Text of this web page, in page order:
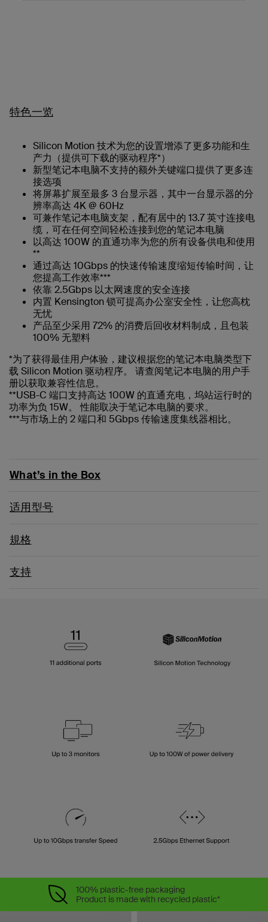
特色一览
Silicon Motion 技术为您的设置增添了更多功能和生
产力（提供可下载的驱动程序*）
新型笔记本电脑不支持的额外关键端口提供了更多连
接选项
将屏幕扩展至最多 3 台显示器，其中一台显示器的分
辨率高达 4K @ 60Hz
可兼作笔记本电脑支架，配有居中的 13.7 英寸连接电
缆，可在任何空间轻松连接到您的笔记本电脑
以高达 100W 的直通功率为您的所有设备供电和使用
**
通过高达 10Gbps 的快速传输速度缩短传输时间，让
您提高工作效率***
依靠 2.5Gbps 以太网速度的安全连接
内置 Kensington 锁可提高办公室安全性，让您高枕
无忧
产品至少采用 72% 的消费后回收材料制成，且包装
100% 无塑料
*为了获得最佳用户体验，建议根据您的笔记本电脑类型下
载 Silicon Motion 驱动程序。 请查阅笔记本电脑的用户手
册以获取兼容性信息。
**USB-C 端口支持高达 100W 的直通充电，坞站运行时的
功率为负 15W。 性能取决于笔记本电脑的要求。
***与市场上的 2 端口和 5Gbps 传输速度集线器相比。
What’s in the Box
适用型号
規格
支持
100% plastic-free packaging
Product is made with recycled plastic*